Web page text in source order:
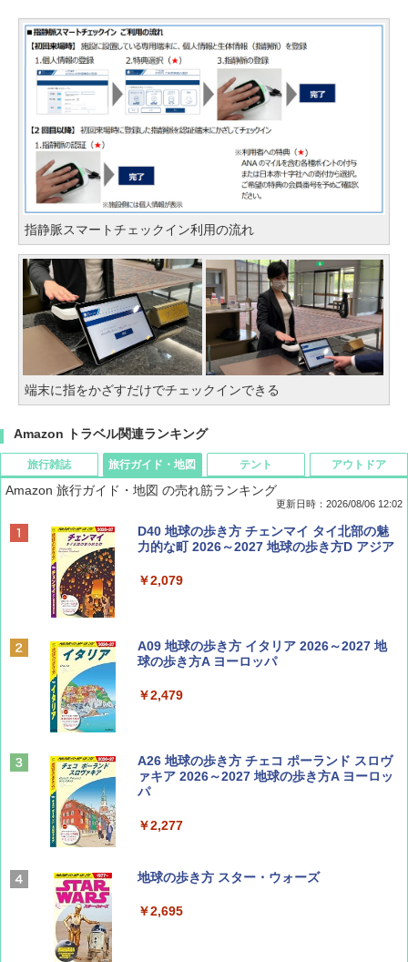
指静脈スマートチェックイン利用の流れ
端末に指をかざすだけでチェックインできる
Amazon トラベル関連ランキング
旅行雑誌
ディズニーファン ２０２６年 ９月号 [雑
誌] (ＤＩＳＮＥＹ ＦＡＮ)
￥713
Coyote No.89 特集 星野道夫 夢見る旅
山と溪谷 2026年8月号「南アルプス大全」
￥1,540
AIRLINE（エアライン）2026年9月号【特
旅行ガイド・地図
Amazon 旅行ガイド・地図 の売れ筋ランキング
更新日時：2026/08/06 12:02
D40 地球の歩き方 チェンマイ タイ北部の魅
力的な町 2026～2027 地球の歩き方D アジア
￥2,079
A09 地球の歩き方 イタリア 2026～2027 地
球の歩き方A ヨーロッパ
￥2,479
A26 地球の歩き方 チェコ ポーランド スロヴ
ァキア 2026～2027 地球の歩き方A ヨーロッ
パ
￥2,277
地球の歩き方 スター・ウォーズ
￥2,695
テント アウトドア